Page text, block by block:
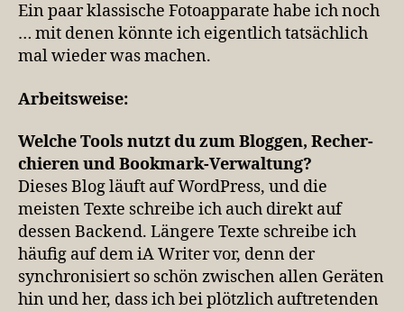
Ein paar klassische Fotoapparate habe ich noch
… mit denen könnte ich eigentlich tatsächlich
mal wieder was machen.
Arbeits­weise:
Wel­che Tools nutzt du zum Blog­gen, Recher­
chie­ren und Bookmark-Verwaltung?
Dieses Blog läuft auf WordPress, und die
meisten Texte schreibe ich auch direkt auf
dessen Backend. Längere Texte schreibe ich
häufig auf dem iA Writer vor, denn der
synchronisiert so schön zwischen allen Geräten
hin und her, dass ich bei plötzlich auftretenden